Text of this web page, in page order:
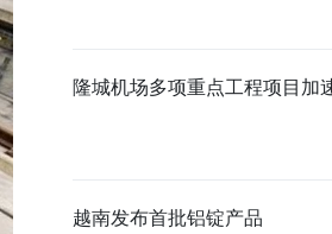
隆城机场多项重点工程项目加
越南发布首批铝锭产品